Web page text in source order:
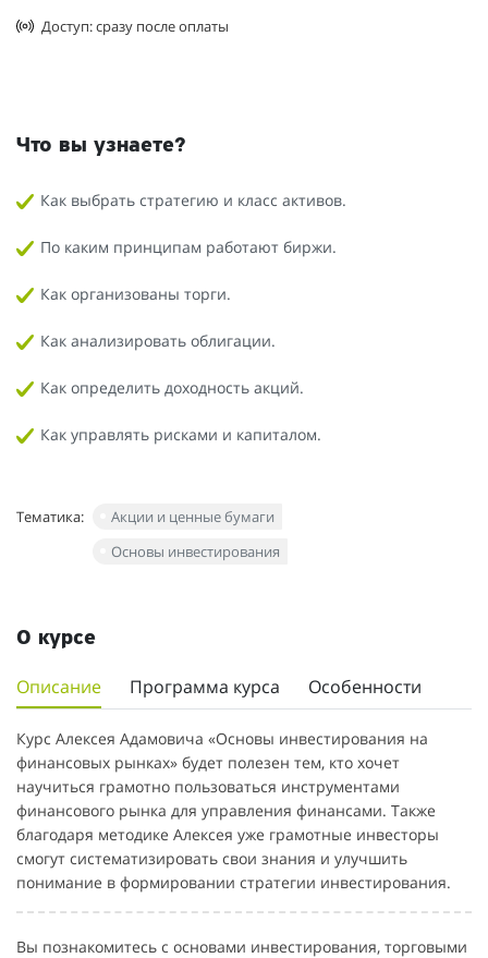
Доступ: сразу после оплаты
Что вы узнаете?
Как выбрать стратегию и класс активов.
По каким принципам работают биржи.
Как организованы торги.
Как анализировать облигации.
Как определить доходность акций.
Как управлять рисками и капиталом.
Тематика:
Акции и ценные бумаги
Основы инвестирования
О курсе
Описание Программа курса Особенности
Курс Алексея Адамовича «Основы инвестирования на
финансовых рынках» будет полезен тем, кто хочет
научиться грамотно пользоваться инструментами
финансового рынка для управления финансами. Также
благодаря методике Алексея уже грамотные инвесторы
смогут систематизировать свои знания и улучшить
понимание в формировании стратегии инвестирования.
Вы познакомитесь с основами инвестирования, торговыми